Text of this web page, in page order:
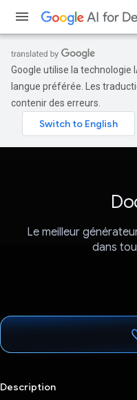
Google utilise la technologie
langue préférée. Les
contenir des erreurs.
Le meilleur
dans
Description